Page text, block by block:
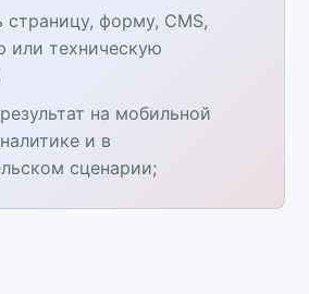
страницу, форму, CMS,
или техническую
на мобильной
и в
сценарии;